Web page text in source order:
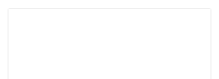
caliente para deportes con pajita y color